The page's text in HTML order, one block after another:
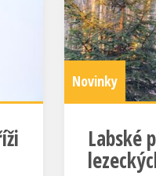
Novinky
Labské